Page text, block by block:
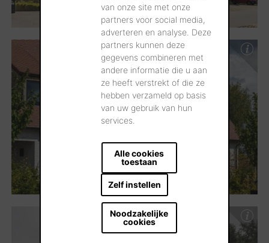
van onze site met onze
partners voor social media,
adverteren en analyse. Deze
partners kunnen deze
gegevens combineren met
andere informatie die u aan
ze heeft verstrekt of die ze
hebben verzameld op basis
van uw gebruik van hun
services.
Alle cookies
toestaan
Zelf instellen
Noodzakelijke
cookies